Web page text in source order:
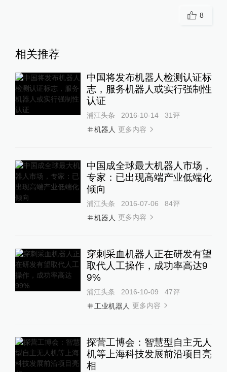
8
相关推荐
中国将发布机器人检测认证标
志，服务机器人或实行强制性
认证
浦江头条 2016-10-14 31评
机器人 更多内容
中国成全球最大机器人市场，
专家：已出现高端产业低端化
倾向
浦江头条 2016-07-06 84评
机器人 更多内容
穿刺采血机器人正在研发有望
取代人工操作，成功率高达9
9%
浦江头条 2016-10-09 47评
工业机器人 更多内容
探营工博会：智慧型自主无人
机等上海科技发展前沿项目亮
相